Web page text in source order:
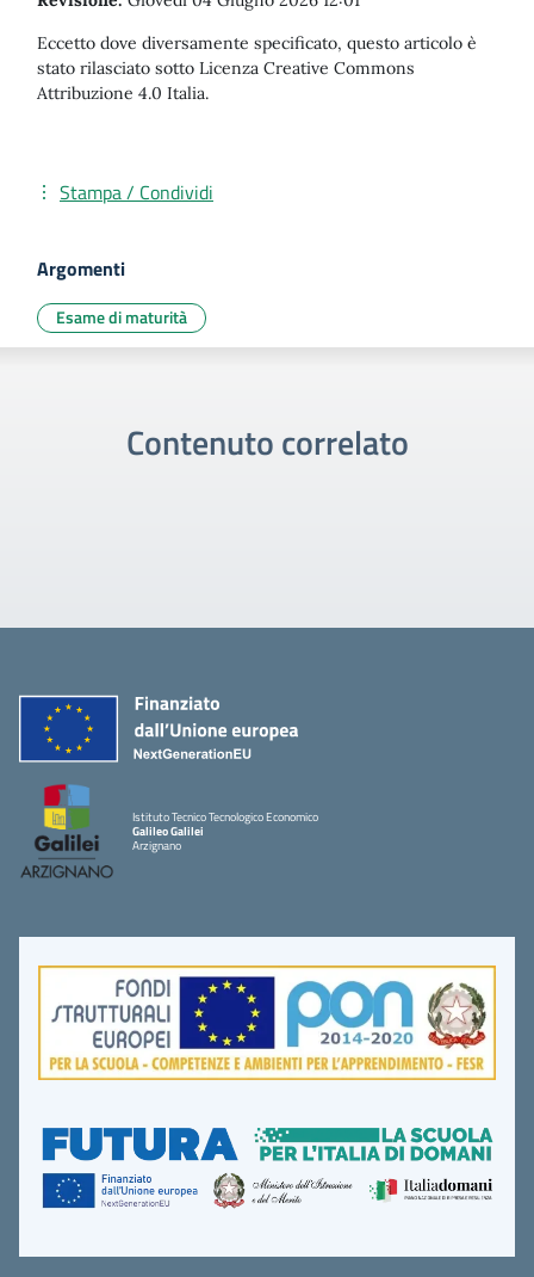
Eccetto dove diversamente specificato, questo articolo è
stato rilasciato sotto Licenza Creative Commons
Attribuzione 4.0 Italia.
Stampa / Condividi
Argomenti
Esame di maturità
Contenuto correlato
Istituto Tecnico Tecnologico Economico
Galileo Galilei
Arzignano